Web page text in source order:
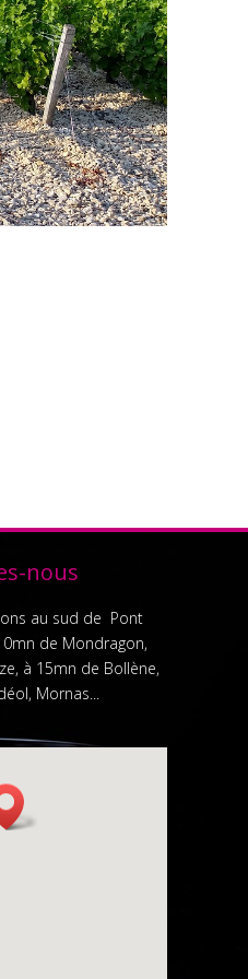
nous
au sud de Pont
de Mondragon,
à 15mn de Bollène,
Mornas...